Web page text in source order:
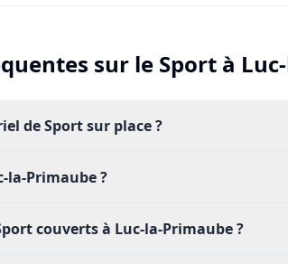
sur le Sport à
de Sport sur place ?
la-Primaube ?
couverts à Luc-la-Primaube ?